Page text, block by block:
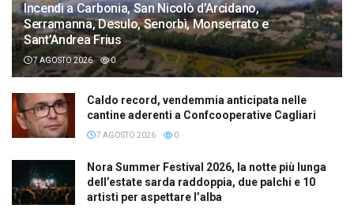
Incendi a Carbonia, San Nicolò d’Arcidano,
Serramanna, Desulo, Senorbì, Monserrato e
Sant’Andrea Frius
7 AGOSTO 2026 0
Caldo record, vendemmia anticipata nelle
cantine aderenti a Confcooperative Cagliari
7 AGOSTO 2026 0
Nora Summer Festival 2026, la notte più lunga
dell’estate sarda raddoppia, due palchi e 10
artisti per aspettare l’alba